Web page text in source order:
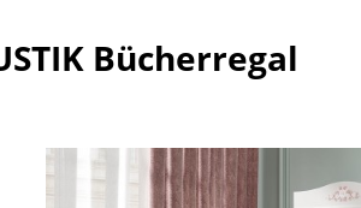
Bücherregal